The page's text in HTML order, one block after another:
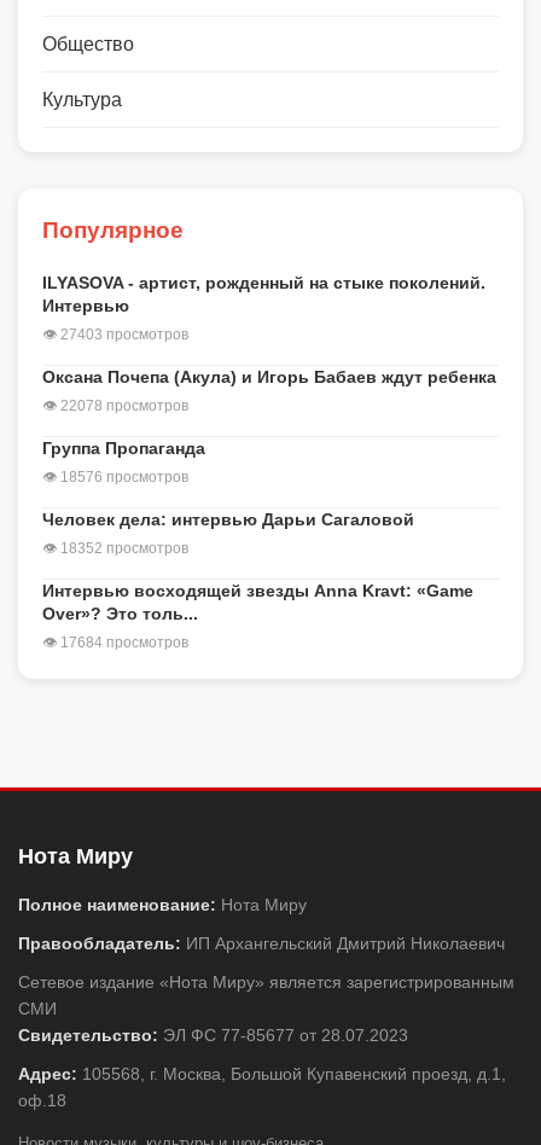
Общество
Культура
Популярное
ILYASOVA - артист, рожденный на стыке поколений.
Интервью
👁 27403 просмотров
Оксана Почепа (Акула) и Игорь Бабаев ждут ребенка
👁 22078 просмотров
Группа Пропаганда
👁 18576 просмотров
Человек дела: интервью Дарьи Сагаловой
👁 18352 просмотров
Интервью восходящей звезды Anna Kravt: «Game
Over»? Это толь...
👁 17684 просмотров
Нота Миру
Полное наименование: Нота Миру
Правообладатель: ИП Архангельский Дмитрий Николаевич
Сетевое издание «Нота Миру» является зарегистрированным
СМИ
Свидетельство: ЭЛ ФС 77-85677 от 28.07.2023
Адрес: 105568, г. Москва, Большой Купавенский проезд, д.1,
оф.18